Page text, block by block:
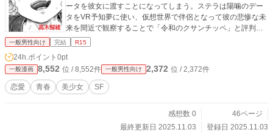
ータを彼女に渡すことになってしまう。ステラは陽噛のデー
タをVR予知夢に使い、仮想世界で伴侶となって彼の悲惨な未
来を間近で観察することで「令和のクサンチッペ」と評判を
得たことへの腹いせをしようとしていたのだ。ところが陽噛
で…。近未来恋愛SF見参！
一般男性向け 完結 R15
24h.ポイント 0pt
一般漫画 8,552 位 / 8,552件 一般男性向け 2,372 位 / 2,372件
恋愛 青春 美少女 SF
感想数 0
46ページ
最終更新日 2025.11.03
登録日 2025.11.03